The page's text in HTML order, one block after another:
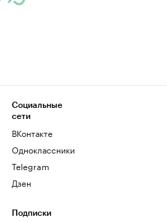
Социальные
сети
ВКонтакте
Одноклассники
Telegram
Дзен
Подписки